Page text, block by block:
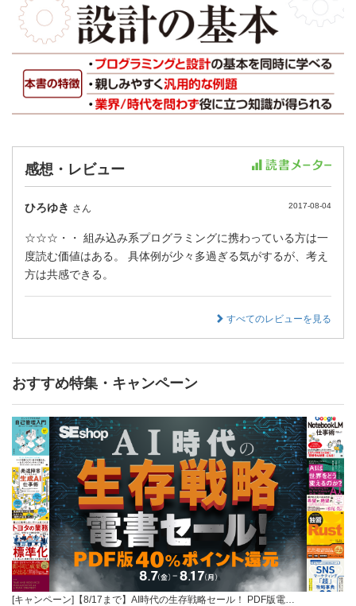
感想・レビュー
ひろゆき さん 2017-08-04
☆☆☆・・ 組み込み系プログラミングに携わっている方は一
度読む価値はある。 具体例が少々多過ぎる気がするが、考え
方は共感できる。
すべてのレビューを見る
おすすめ特集・キャンペーン
[キャンペーン]【8/17まで】AI時代の生存戦略セール！ PDF版電…